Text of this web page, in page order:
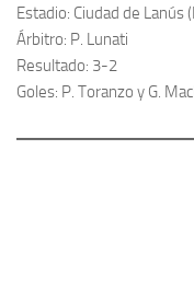
Estadio: Ciudad de Lanús
Árbitro: P. Lunati
Resultado: 3-2
Goles: P. Toranzo y G.